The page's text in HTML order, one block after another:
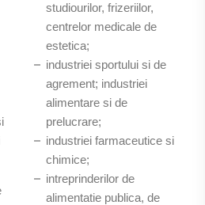
studiourilor, frizeriilor,
centrelor medicale de
estetica;
industriei sportului si de
agrement; industriei
alimentare si de
prelucrare;
industriei farmaceutice si
chimice;
intreprinderilor de
alimentatie publica, de